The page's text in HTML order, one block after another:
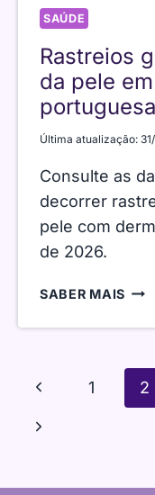
SAÚDE
Rastreios
da pele
Última atualização:
Consulte as
decorrer
pele com
de 2026.
SABER MAIS
DO
DA
PELE
Navegação
Página
Página
Anterior
1 2
Página